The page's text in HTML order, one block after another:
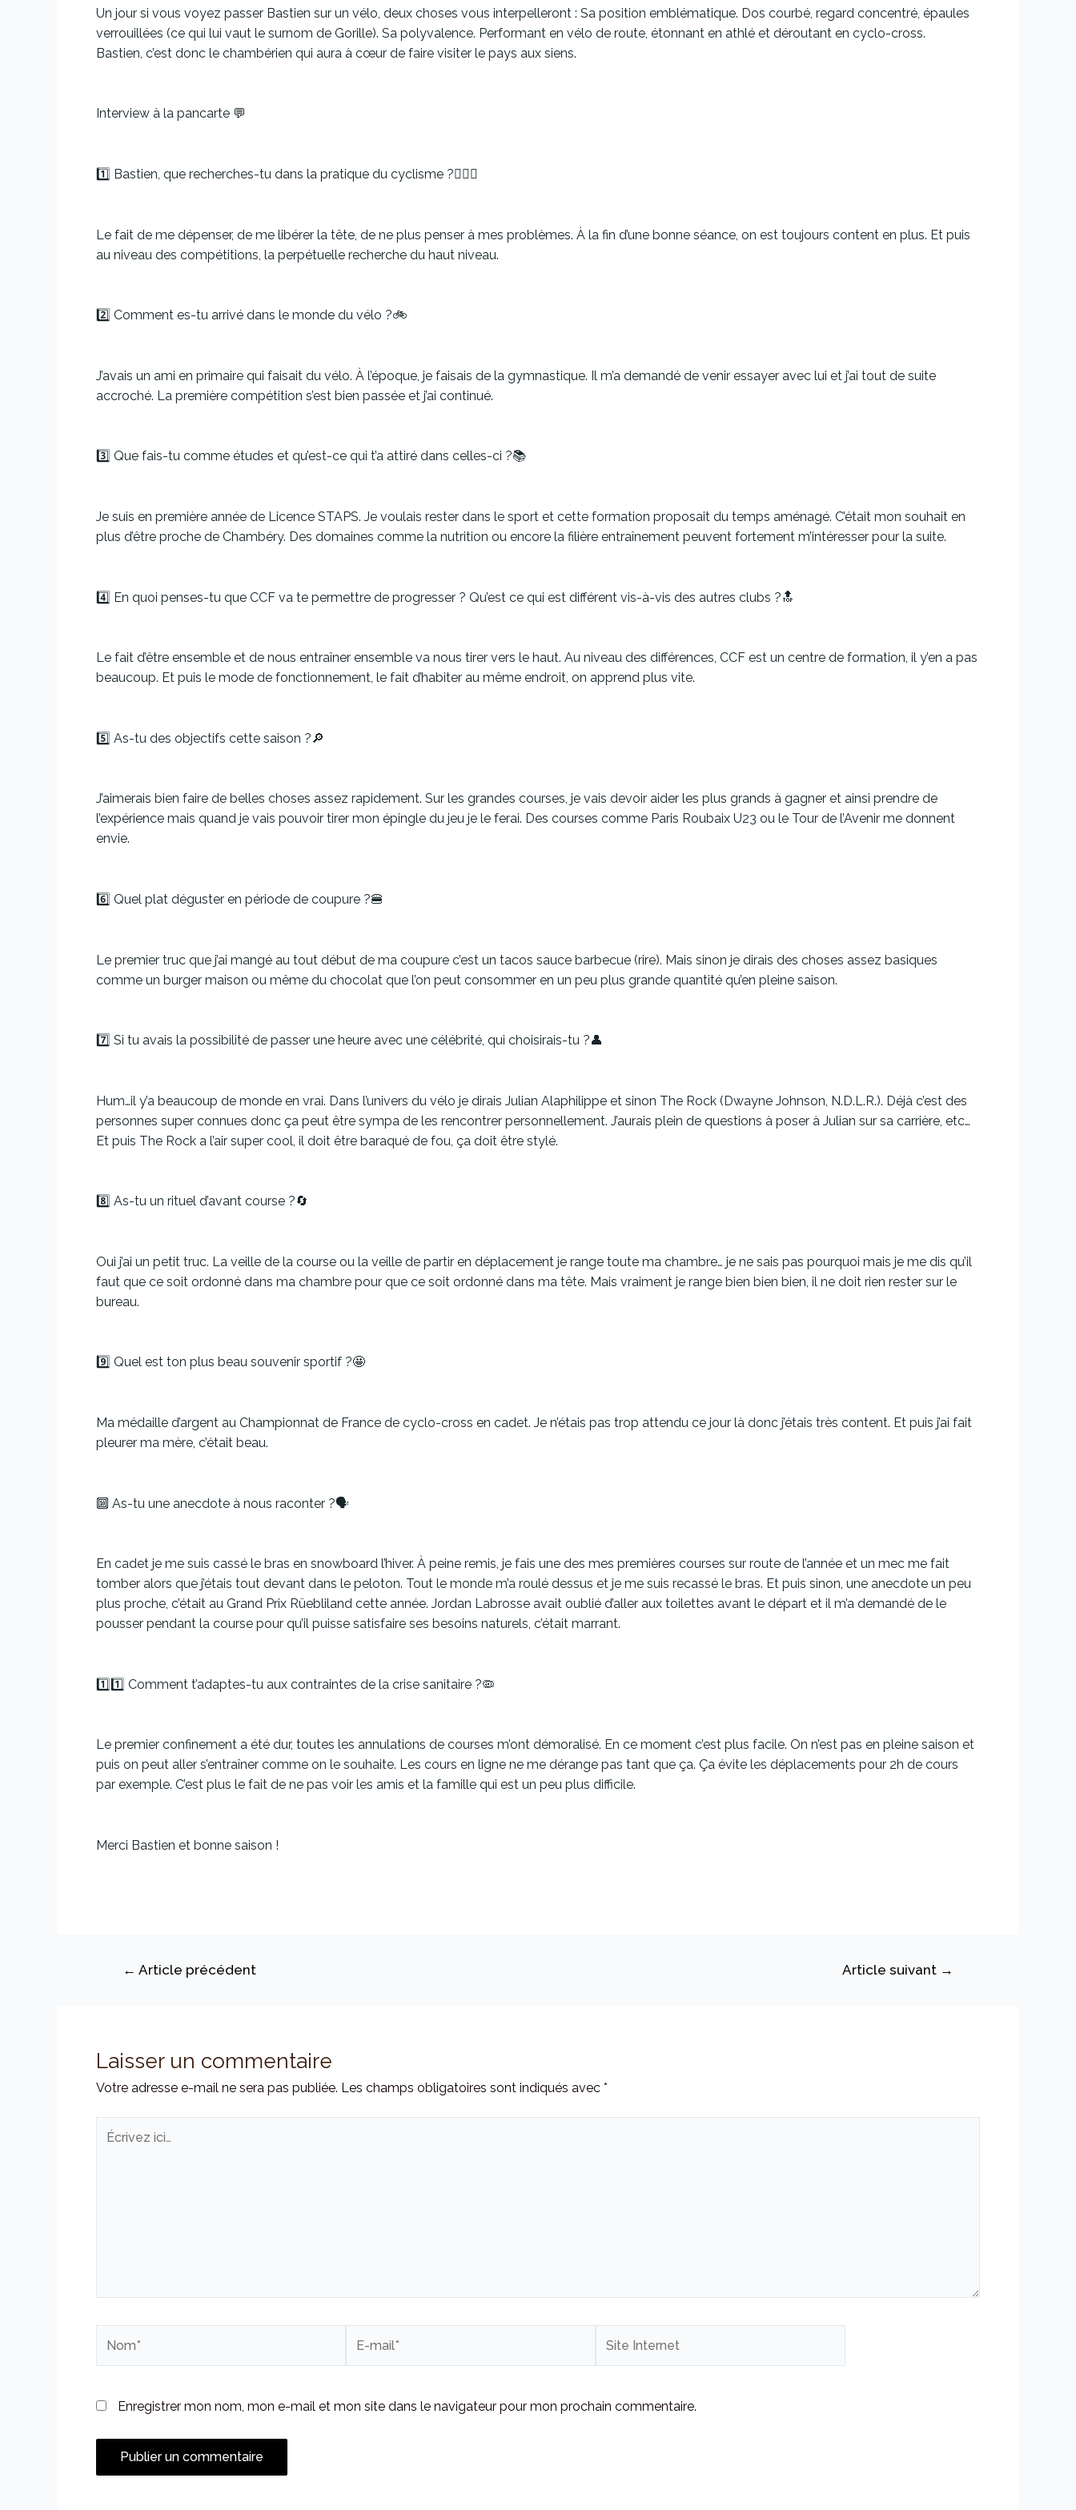
Un jour si vous voyez passer Bastien sur un vélo, deux choses vous interpelleront : Sa position emblématique. Dos courbé, regard concentré, épaules
verrouillées (ce qui lui vaut le surnom de Gorille). Sa polyvalence. Performant en vélo de route, étonnant en athlé et déroutant en cyclo-cross.
Bastien, c’est donc le chambérien qui aura à cœur de faire visiter le pays aux siens.
Interview à la pancarte 💬
1️⃣ Bastien, que recherches-tu dans la pratique du cyclisme ?🚴🏼‍♂️
Le fait de me dépenser, de me libérer la tête, de ne plus penser à mes problèmes. À la fin d’une bonne séance, on est toujours content en plus. Et puis
au niveau des compétitions, la perpétuelle recherche du haut niveau.
2️⃣ Comment es-tu arrivé dans le monde du vélo ?🚲
J’avais un ami en primaire qui faisait du vélo. À l’époque, je faisais de la gymnastique. Il m’a demandé de venir essayer avec lui et j’ai tout de suite
accroché. La première compétition s’est bien passée et j’ai continué.
3️⃣ Que fais-tu comme études et qu’est-ce qui t’a attiré dans celles-ci ?📚
Je suis en première année de Licence STAPS. Je voulais rester dans le sport et cette formation proposait du temps aménagé. C’était mon souhait en
plus d’être proche de Chambéry. Des domaines comme la nutrition ou encore la filière entraînement peuvent fortement m’intéresser pour la suite.
4️⃣ En quoi penses-tu que CCF va te permettre de progresser ? Qu’est ce qui est différent vis-à-vis des autres clubs ?🔝
Le fait d’être ensemble et de nous entraîner ensemble va nous tirer vers le haut. Au niveau des différences, CCF est un centre de formation, il y’en a pas
beaucoup. Et puis le mode de fonctionnement, le fait d’habiter au même endroit, on apprend plus vite.
5️⃣ As-tu des objectifs cette saison ?🔎
J’aimerais bien faire de belles choses assez rapidement. Sur les grandes courses, je vais devoir aider les plus grands à gagner et ainsi prendre de
l’expérience mais quand je vais pouvoir tirer mon épingle du jeu je le ferai. Des courses comme Paris Roubaix U23 ou le Tour de l’Avenir me donnent
envie.
6️⃣ Quel plat déguster en période de coupure ?🍔
Le premier truc que j’ai mangé au tout début de ma coupure c’est un tacos sauce barbecue (rire). Mais sinon je dirais des choses assez basiques
comme un burger maison ou même du chocolat que l’on peut consommer en un peu plus grande quantité qu’en pleine saison.
7️⃣ Si tu avais la possibilité de passer une heure avec une célébrité, qui choisirais-tu ?👤
Hum…il y’a beaucoup de monde en vrai. Dans l’univers du vélo je dirais Julian Alaphilippe et sinon The Rock (Dwayne Johnson, N.D.L.R.). Déjà c’est des
personnes super connues donc ça peut être sympa de les rencontrer personnellement. J’aurais plein de questions à poser à Julian sur sa carrière, etc…
Et puis The Rock a l’air super cool, il doit être baraqué de fou, ça doit être stylé.
8️⃣ As-tu un rituel d’avant course ?🔄
Oui j’ai un petit truc. La veille de la course ou la veille de partir en déplacement je range toute ma chambre… je ne sais pas pourquoi mais je me dis qu’il
faut que ce soit ordonné dans ma chambre pour que ce soit ordonné dans ma tête. Mais vraiment je range bien bien bien, il ne doit rien rester sur le
bureau.
9️⃣ Quel est ton plus beau souvenir sportif ?🤩
Ma médaille d’argent au Championnat de France de cyclo-cross en cadet. Je n’étais pas trop attendu ce jour là donc j’étais très content. Et puis j’ai fait
pleurer ma mère, c’était beau.
🔟 As-tu une anecdote à nous raconter ?🗣
En cadet je me suis cassé le bras en snowboard l’hiver. À peine remis, je fais une des mes premières courses sur route de l’année et un mec me fait
tomber alors que j’étais tout devant dans le peloton. Tout le monde m’a roulé dessus et je me suis recassé le bras. Et puis sinon, une anecdote un peu
plus proche, c’était au Grand Prix Rüebliland cette année. Jordan Labrosse avait oublié d’aller aux toilettes avant le départ et il m’a demandé de le
pousser pendant la course pour qu’il puisse satisfaire ses besoins naturels, c’était marrant.
1️⃣1️⃣ Comment t’adaptes-tu aux contraintes de la crise sanitaire ?🦠
Le premier confinement a été dur, toutes les annulations de courses m’ont démoralisé. En ce moment c’est plus facile. On n’est pas en pleine saison et
puis on peut aller s’entraîner comme on le souhaite. Les cours en ligne ne me dérange pas tant que ça. Ça évite les déplacements pour 2h de cours
par exemple. C’est plus le fait de ne pas voir les amis et la famille qui est un peu plus difficile.
Merci Bastien et bonne saison !
← Article précédent Article suivant →
Laisser un commentaire
Votre adresse e-mail ne sera pas publiée. Les champs obligatoires sont indiqués avec *
Écrivez
ici…
mail*
Internet
Enregistrer mon nom, mon e-mail et mon site dans le navigateur pour mon prochain commentaire.